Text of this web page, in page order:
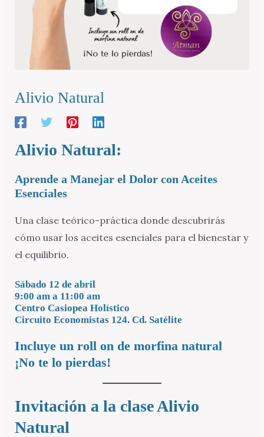
Alivio Natural
Alivio Natural:
Aprende a Manejar el Dolor con Aceites
Esenciales
Una clase teórico-práctica donde descubrirás
cómo usar los aceites esenciales para el bienestar y
el equilibrio.
Sábado 12 de abril
9:00 am a 11:00 am
Centro Casiopea Holístico
Circuito Economistas 124. Cd. Satélite
Incluye un roll on de morfina natural
¡No te lo pierdas!
Invitación a la clase Alivio
Natural